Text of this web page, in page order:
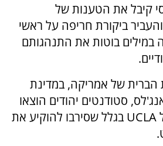
קיבל את הטענות של
ביקורת חריפה על ראשי
במילים בוטות את התנהגותם
בארצות הברית של אמריקה, במדינת
סטודנטים יהודים הוצאו
UCLA בגלל שסירבו להוקיע את